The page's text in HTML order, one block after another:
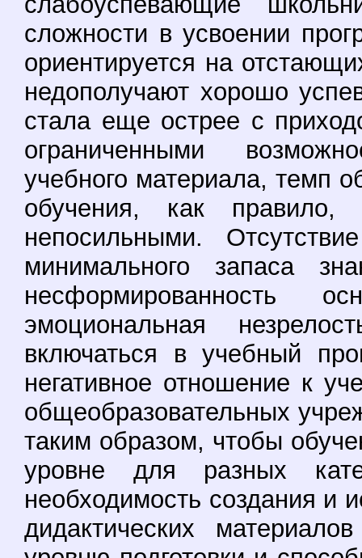
сложности в усвоении
ориентируется на
недополучают хорошо
стала еще острее с
ограниченными
учебного материала, темп
обучения, как правило,
непосильными.
минимального запаса
несформированность
эмоциональная
включаться в учебный
негативное отношение к
общеобразовательных
таким образом, чтобы
уровне для разных
необходимость создания и
дидактических